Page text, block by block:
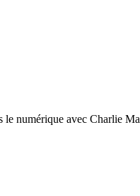
numérique avec Charlie